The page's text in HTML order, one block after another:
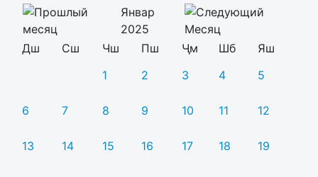
Январ
2025
Дш
Сш Чш Пш Ҷм Шб
Яш
1
2 3 4 5
6 7 8 9 10 11 12
13 14 15 16 17 18 19